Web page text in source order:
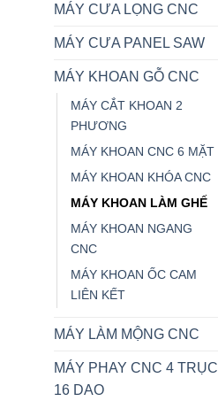
MÁY CƯA LỌNG CNC
MÁY CƯA PANEL SAW
MÁY KHOAN GỖ CNC
MÁY CẮT KHOAN 2
PHƯƠNG
MÁY KHOAN CNC 6 MẶT
MÁY KHOAN KHÓA CNC
MÁY KHOAN LÀM GHẾ
MÁY KHOAN NGANG
CNC
MÁY KHOAN ỐC CAM
LIÊN KẾT
MÁY LÀM MỘNG CNC
MÁY PHAY CNC 4 TRỤC
16 DAO